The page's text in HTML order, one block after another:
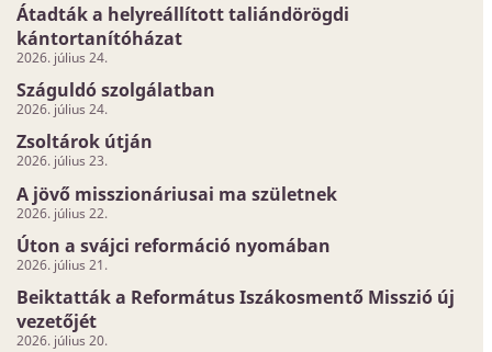
Átadták a helyreállított taliándörögdi
kántortanítóházat
2026. július 24.
Száguldó szolgálatban
2026. július 24.
Zsoltárok útján
2026. július 23.
A jövő misszionáriusai ma születnek
2026. július 22.
Úton a svájci reformáció nyomában
2026. július 21.
Beiktatták a Református Iszákosmentő Misszió új
vezetőjét
2026. július 20.